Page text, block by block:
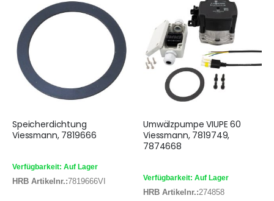
Speicherdichtung
Viessmann, 7819666
Verfügbarkeit: Auf Lager
HRB Artikelnr.:7819666VI
Umwälzpumpe VIUPE 60
Viessmann, 7819749,
7874668
Verfügbarkeit: Auf Lager
HRB Artikelnr.:274858